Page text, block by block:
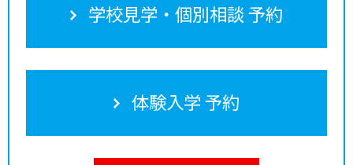
学校見学・個別相談 予約
体験入学 予約